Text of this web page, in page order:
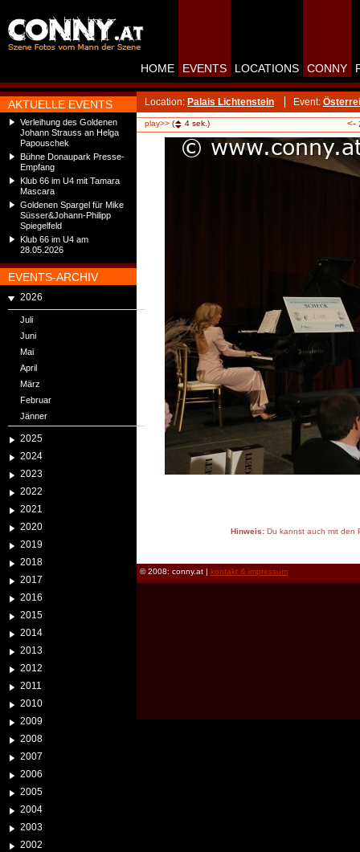
AKTUELLE EVENTS
Verleihung des Goldenen
Johann Strauss an Helga
Papouschek
Bühne Donaupark Presse-
Empfang
Klub 66 im U4 mit Tamara
Mascara
Goldenen Spargel für Mike
Süsser&Johann-Philipp
Spiegelfeld
Klub 66 im U4 am
28.05.2026
EVENTS-ARCHIV
2026
Juli
Juni
Mai
April
März
Februar
Jänner
2025
2024
2023
2022
2021
2020
2019
2018
2017
2016
2015
2014
2013
2012
2011
2010
2009
2008
2007
2006
2005
2004
2003
2002
HOME EVENTS LOCATIONS CONNY
Location: Palais Lichtenstein Event:
play>> ( 4 sek.) <-
Hinweis:Du kannst auch mit den
© 2008: conny.at | kontakt & impressum